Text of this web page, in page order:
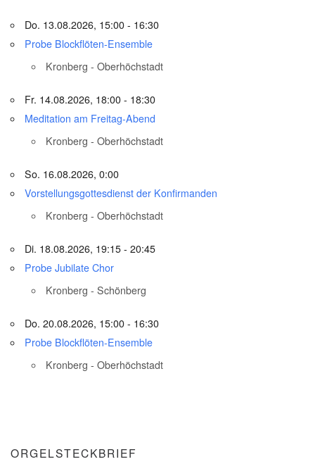
Do. 13.08.2026, 15:00 - 16:30
Probe Blockflöten-Ensemble
Kronberg - Oberhöchstadt
Fr. 14.08.2026, 18:00 - 18:30
Meditation am Freitag-Abend
Kronberg - Oberhöchstadt
So. 16.08.2026, 0:00
Vorstellungsgottesdienst der Konfirmanden
Kronberg - Oberhöchstadt
Di. 18.08.2026, 19:15 - 20:45
Probe Jubilate Chor
Kronberg - Schönberg
Do. 20.08.2026, 15:00 - 16:30
Probe Blockflöten-Ensemble
Kronberg - Oberhöchstadt
ORGELSTECKBRIEF